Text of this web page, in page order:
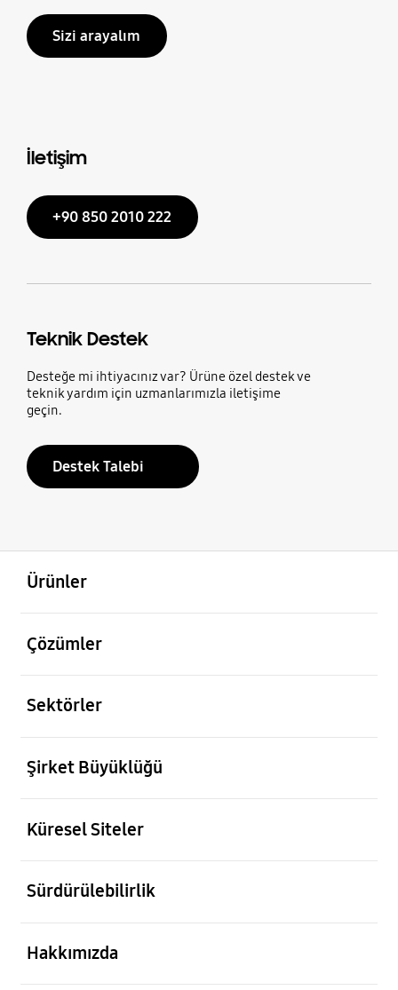
Sizi arayalım
İletişim
+90 850 2010 222
Teknik Destek
Desteğe mi ihtiyacınız var? Ürüne özel destek ve
teknik yardım için uzmanlarımızla iletişime
geçin.
Destek Talebi
Ürünler
Çözümler
Sektörler
Şirket Büyüklüğü
Küresel Siteler
Sürdürülebilirlik
Hakkımızda